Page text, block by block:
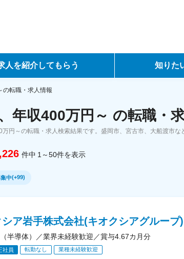
人を紹介してもらう
トサービス
ービス
知りた
データで見る転職
の転職・求人情報
年収400万円～ の転職・
円～の転職・求人検索結果です。盛岡市、宮古市、大船渡市な
件中 1～50件を表示
中(+99)
ア岩手株式会社(キオクシアグループ)
半導体）／業界未経験歓迎／賞与4.67カ月分
社員 転勤なし 業種未経験歓迎